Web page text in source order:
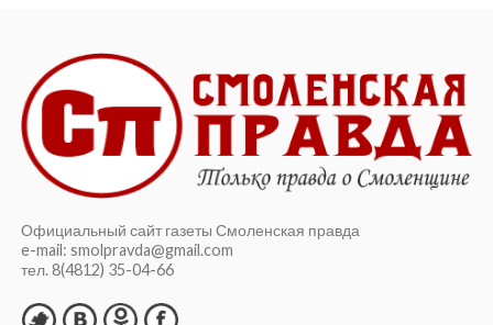
Официальный сайт газеты Смоленская правда
e-mail: smolpravda@gmail.com
тел. 8(4812) 35-04-66